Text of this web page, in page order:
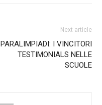
Next article
PARALIMPIADI: I VINCITORI
TESTIMONIALS NELLE
SCUOLE